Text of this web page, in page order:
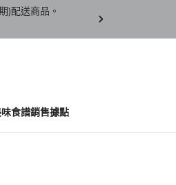
)配送商品。 訂單僅限台灣
食譜銷售據點